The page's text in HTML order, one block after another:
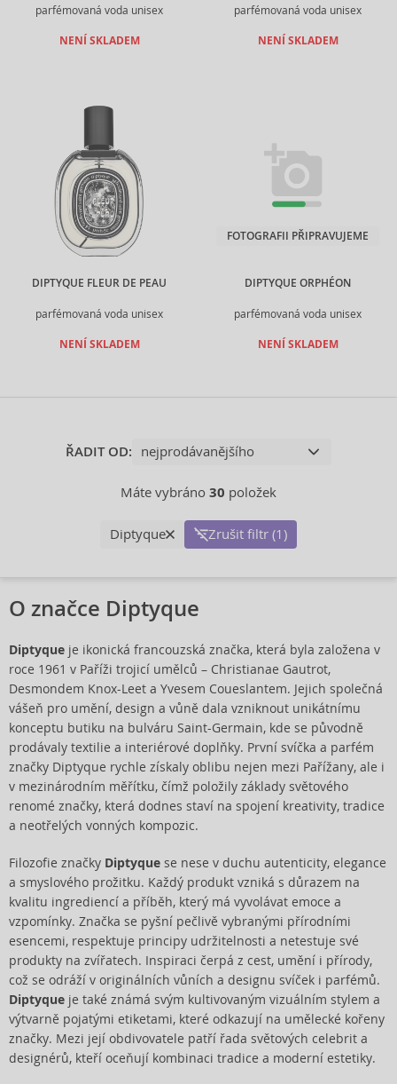
parfémovaná voda unisex
NENÍ SKLADEM
parfémovaná voda unisex
NENÍ SKLADEM
DIPTYQUE FLEUR DE PEAU
parfémovaná voda unisex
NENÍ SKLADEM
DIPTYQUE ORPHÉON
parfémovaná voda unisex
FOTOGRAFII PŘIPRAVUJEME
NENÍ SKLADEM
ŘADIT OD:
Máte vybráno 30 položek
Diptyque Zrušit filtr (1)
O značce Diptyque
Diptyque je ikonická francouzská značka, která byla založena v
roce 1961 v Paříži trojicí umělců – Christianae Gautrot,
Desmondem Knox-Leet a Yvesem Coueslantem. Jejich společná
vášeň pro umění, design a vůně dala vzniknout unikátnímu
konceptu butiku na bulváru Saint-Germain, kde se původně
prodávaly textilie a interiérové doplňky. První svíčka a parfém
značky Diptyque rychle získaly oblibu nejen mezi Pařížany, ale i
v mezinárodním měřítku, čímž položily základy světového
renomé značky, která dodnes staví na spojení kreativity, tradice
a neotřelých vonných kompozic.
Filozofie značky Diptyque se nese v duchu autenticity, elegance
a smyslového prožitku. Každý produkt vzniká s důrazem na
kvalitu ingrediencí a příběh, který má vyvolávat emoce a
vzpomínky. Značka se pyšní pečlivě vybranými přírodními
esencemi, respektuje principy udržitelnosti a netestuje své
produkty na zvířatech. Inspiraci čerpá z cest, umění i přírody,
což se odráží v originálních vůních a designu svíček i parfémů.
Diptyque je také známá svým kultivovaným vizuálním stylem a
výtvarně pojatými etiketami, které odkazují na umělecké kořeny
značky. Mezi její obdivovatele patří řada světových celebrit a
designérů, kteří oceňují kombinaci tradice a moderní estetiky.